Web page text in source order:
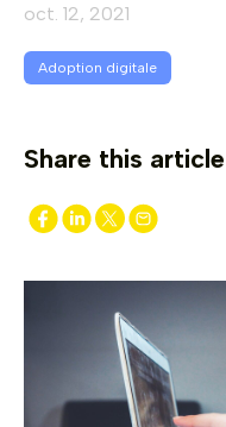
oct. 12, 2021
Adoption digitale
Share this article